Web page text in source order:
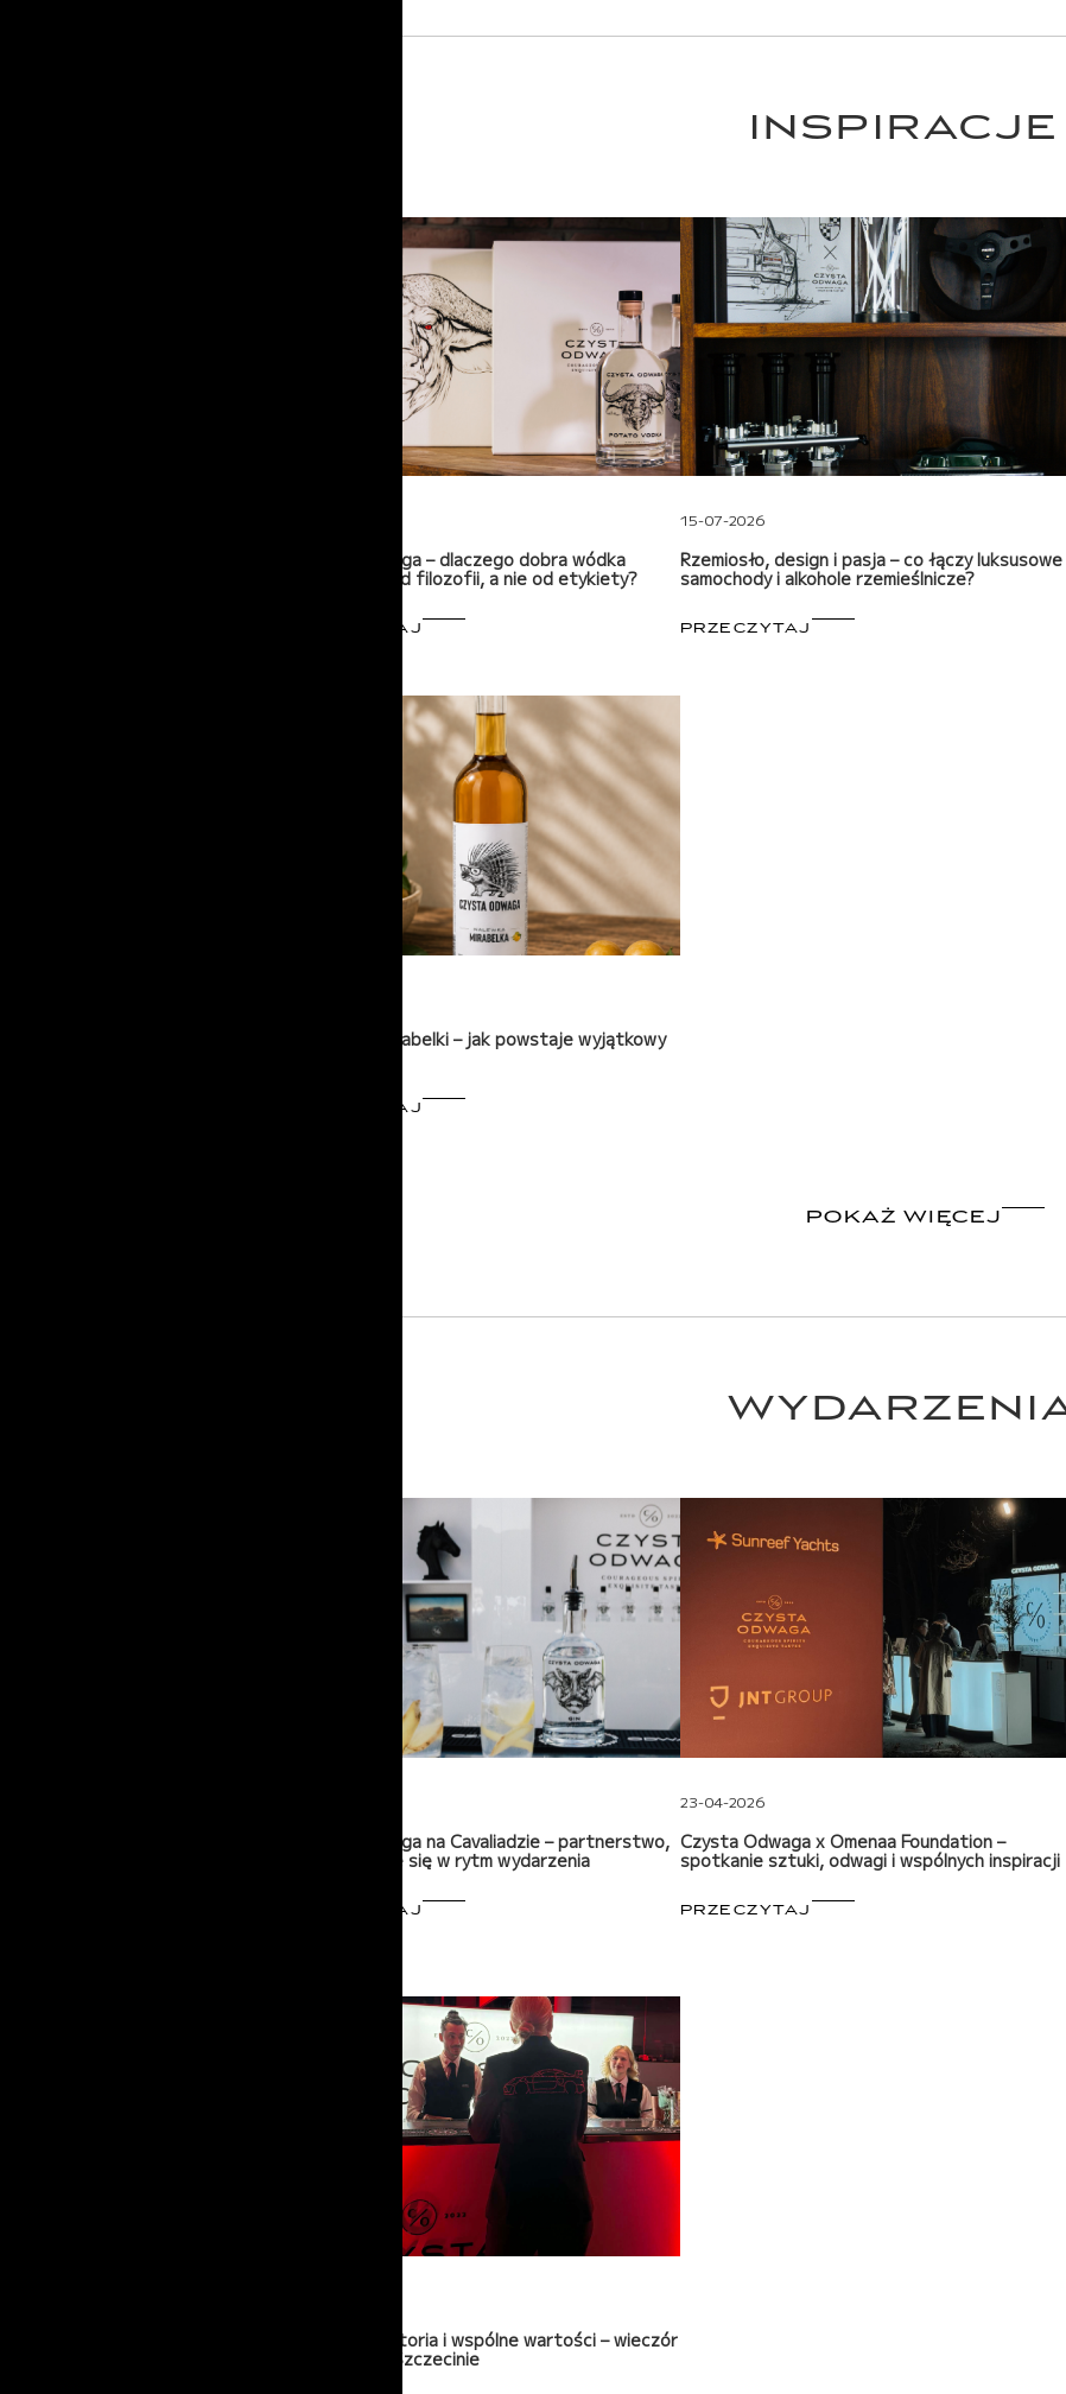
INSPIRACJE
Czysta Odwaga – dlaczego dobra wódka
zaczyna się od filozofii, a nie od etykiety?
PRZECZYTAJ
15-07-2026
Rzemiosło, design i pasja – co łączy luksusowe
samochody i alkohole rzemieślnicze?
PRZECZYTAJ
Nalewka z mirabelki – jak powstaje wyjątkowy
PRZECZYTAJ
POKAŻ WIĘCEJ
Czysta Odwaga na Cavaliadzie – partnerstwo,
która wpisuje się w rytm wydarzenia
PRZECZYTAJ
23-04-2026
Czysta Odwaga x Omenaa Foundation –
spotkanie sztuki, odwagi i wspólnych inspiracji
PRZECZYTAJ
Prędkość, historia i wspólne wartości – wieczór
z Porsche w Szczecinie